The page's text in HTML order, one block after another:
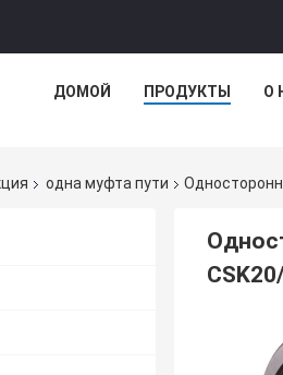
ДОМОЙ ПРОДУКТЫ О
одна муфта пути